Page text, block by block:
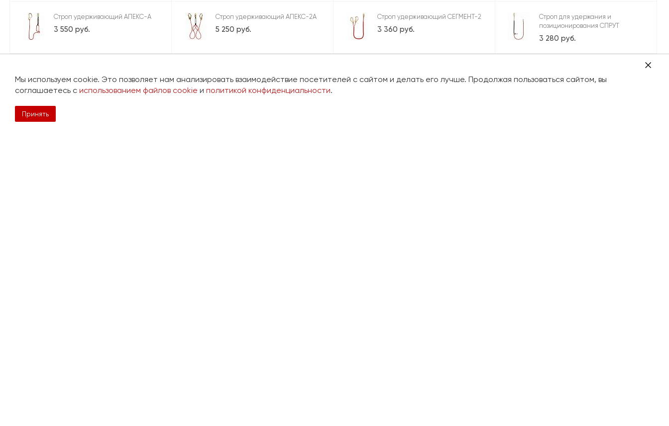
Строп удерживающий АПЕКС-А
3 550 руб.
Строп удерживающий АПЕКС-2А
5 250 руб.
Строп удерживающий СЕГМЕНТ-2
3 360 руб.
Строп для удержания и
позиционирования СПРУТ
3 280 руб.
А
3 950 руб.
2 050 руб.
Мы используем cookie. Это позволяет нам анализировать взаимодействие посетителей с сайтом и делать его лучше. Продолжая пользоваться сайтом, вы
соглашаетесь с использованием файлов cookie и политикой конфиденциальности.
Принять